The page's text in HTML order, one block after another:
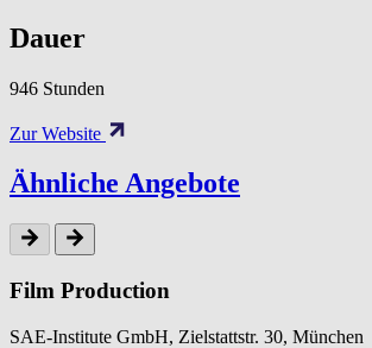
Dauer
946 Stunden
Zur Website
Ähnliche Angebote
Film Production
SAE-Institute GmbH, Zielstattstr. 30, München